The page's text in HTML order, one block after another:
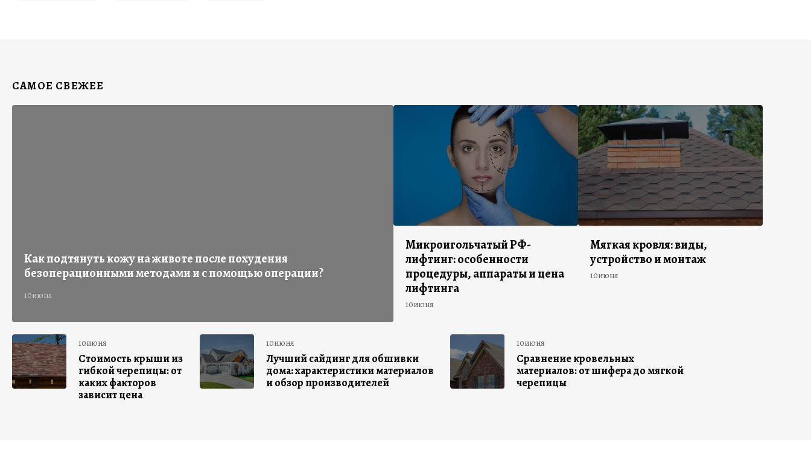
САМОЕ СВЕЖЕЕ
10июня
Как подтянуть кожу на животе после похудения
безоперационными методами и с помощью операции?
10июня
Микроигольчатый РФ-
лифтинг: особенности
процедуры, аппараты и цена
лифтинга
10июня
Мягкая кровля: виды,
устройство и монтаж
10июня
Стоимость крыши из
гибкой черепицы: от
каких факторов
зависит цена
10июня
Лучший сайдинг для обшивки
дома: характеристики материалов
и обзор производителей
10июня
Сравнение кровельных
материалов: от шифера до мягкой
черепицы